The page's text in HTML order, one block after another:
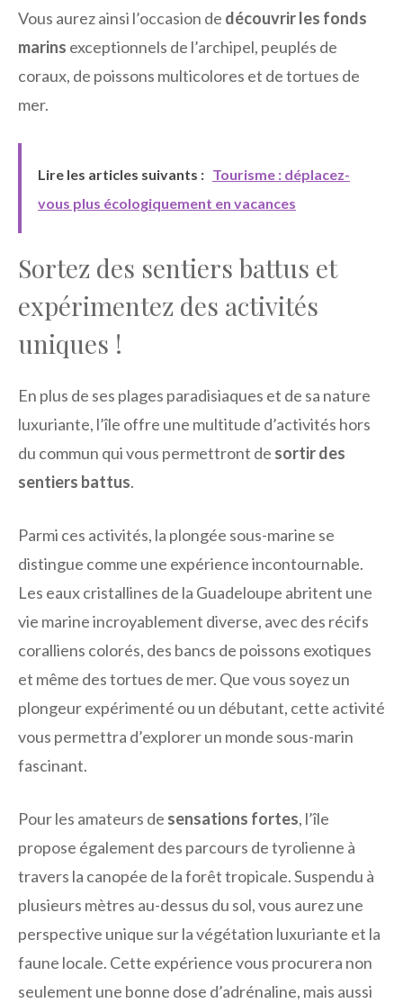
Vous aurez ainsi l’occasion de découvrir les fonds
marins exceptionnels de l’archipel, peuplés de
coraux, de poissons multicolores et de tortues de
mer.
Lire les articles suivants : Tourisme : déplacez-
vous plus écologiquement en vacances
Sortez des sentiers battus et
expérimentez des activités
uniques !
En plus de ses plages paradisiaques et de sa nature
luxuriante, l’île offre une multitude d’activités hors
du commun qui vous permettront de sortir des
sentiers battus.
Parmi ces activités, la plongée sous-marine se
distingue comme une expérience incontournable.
Les eaux cristallines de la Guadeloupe abritent une
vie marine incroyablement diverse, avec des récifs
coralliens colorés, des bancs de poissons exotiques
et même des tortues de mer. Que vous soyez un
plongeur expérimenté ou un débutant, cette activité
vous permettra d’explorer un monde sous-marin
fascinant.
Pour les amateurs de sensations fortes, l’île
propose également des parcours de tyrolienne à
travers la canopée de la forêt tropicale. Suspendu à
plusieurs mètres au-dessus du sol, vous aurez une
perspective unique sur la végétation luxuriante et la
faune locale. Cette expérience vous procurera non
seulement une bonne dose d’adrénaline, mais aussi